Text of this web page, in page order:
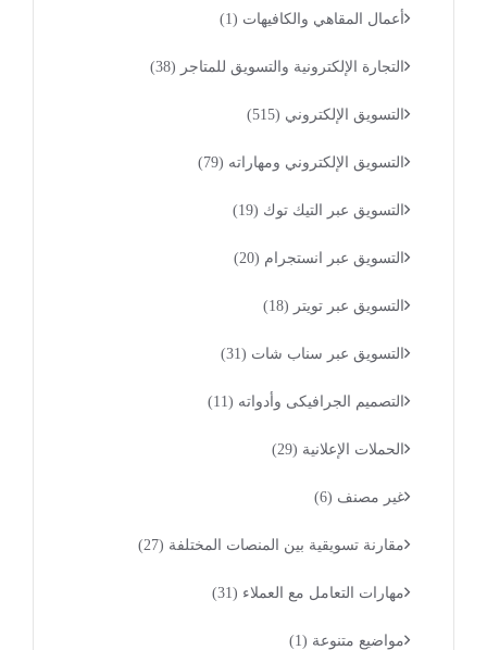
أعمال المقاهي والكافيهات (1)
التجارة الإلكترونية والتسويق للمتاجر (38)
التسويق الإلكتروني (515)
التسويق الإلكتروني ومهاراته (79)
التسويق عبر التيك توك (19)
التسويق عبر انستجرام (20)
التسويق عبر تويتر (18)
التسويق عبر سناب شات (31)
التصميم الجرافيكى وأدواته (11)
الحملات الإعلانية (29)
غير مصنف (6)
مقارنة تسويقية بين المنصات المختلفة (27)
مهارات التعامل مع العملاء (31)
مواضيع متنوعة (1)